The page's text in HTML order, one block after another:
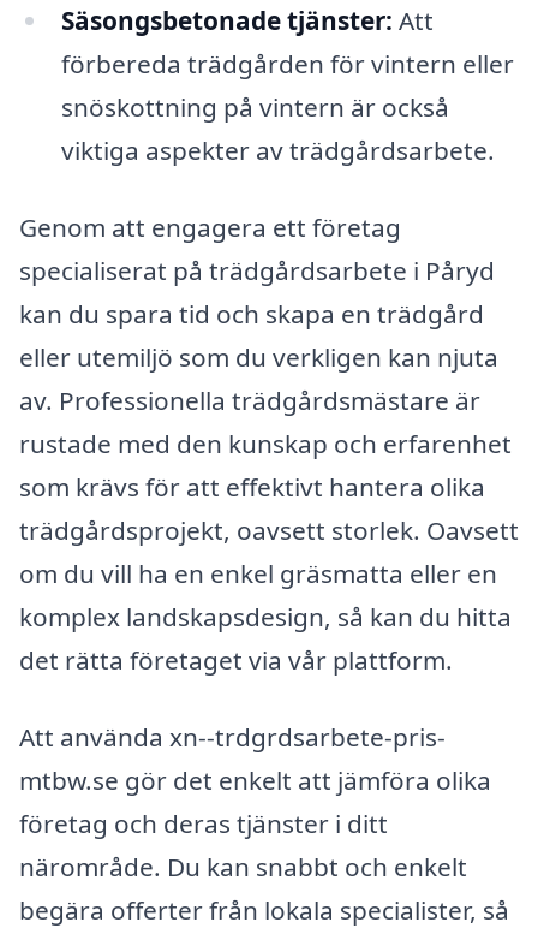
Säsongsbetonade tjänster: Att
förbereda trädgården för vintern eller
snöskottning på vintern är också
viktiga aspekter av trädgårdsarbete.
Genom att engagera ett företag
specialiserat på trädgårdsarbete i Påryd
kan du spara tid och skapa en trädgård
eller utemiljö som du verkligen kan njuta
av. Professionella trädgårdsmästare är
rustade med den kunskap och erfarenhet
som krävs för att effektivt hantera olika
trädgårdsprojekt, oavsett storlek. Oavsett
om du vill ha en enkel gräsmatta eller en
komplex landskapsdesign, så kan du hitta
det rätta företaget via vår plattform.
Att använda xn--trdgrdsarbete-pris-
mtbw.se gör det enkelt att jämföra olika
företag och deras tjänster i ditt
närområde. Du kan snabbt och enkelt
begära offerter från lokala specialister, så